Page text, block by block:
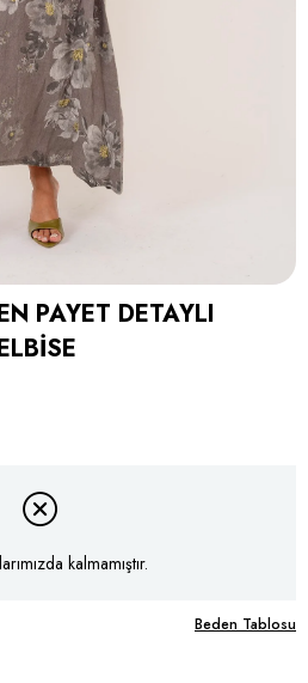
PAYET DETAYLI
kalmamıştır.
Beden Tablosu